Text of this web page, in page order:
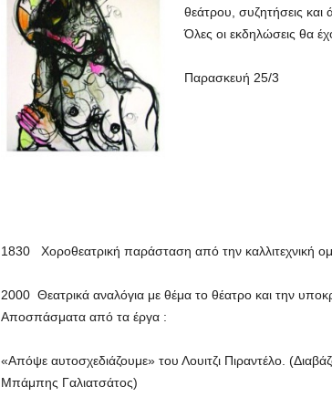
θεάτρου, συζητήσεις και
Όλες οι εκδηλώσεις θα
Παρασκευή 25/3
1830 Χοροθεατρική παράσταση από την καλλιτεχνική
2000 Θεατρικά αναλόγια με θέμα το θέατρο και την
Αποσπάσματα από τα έργα :
«Απόψε αυτοσχεδιάζουμε» του Λουιτζι Πιραντέλο.
Μπάμπης Γαλιατσάτος)